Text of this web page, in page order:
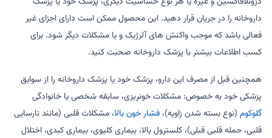
داروخانه را در جریان قرار دهید. این محصول ممکن است دارای اجزای غیر
فعالی باشد که موجب واکنش های آلرژیک و یا مشکلات دیگر شود. برای
کسب اطلاعات بیشتر با پزشک داروخانه صحبت کنید.
همچنین قبل از مصرف این دارو، پزشک خود یا پزشک داروخانه را از سوابق
پزشکی خود به خصوص: مشکلات خونریزی، سابقه شخصی یا خانوادگی
گلوکوم (نوع بسته شدن زاویه)،فشار خون بالا، مشکلات قلبی (مانند نارسایی
قلبی، حمله قلبی قبلی)، کلسترول بالا، بیماری کلیوی، بیماری کبدی، اختلال